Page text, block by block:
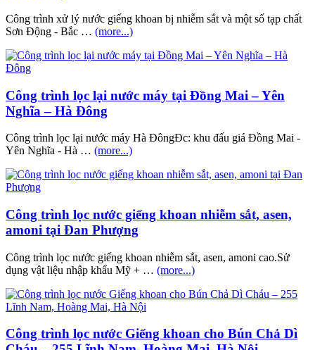
Công trình xử lý nước giếng khoan bị nhiễm sắt và một số tạp chất
Sơn Động - Bắc … (more...)
Công trình lọc lại nước máy tại Đồng Mai – Yên
Nghĩa – Hà Đông
Công trình lọc lại nước máy Hà ĐôngĐc: khu đấu giá Đồng Mai -
Yên Nghĩa - Hà … (more...)
Công trình lọc nước giếng khoan nhiễm sắt, asen,
amoni tại Đan Phượng
Công trình lọc nước giếng khoan nhiễm sắt, asen, amoni cao.Sử
dụng vật liệu nhập khẩu Mỹ + … (more...)
Công trình lọc nước Giếng khoan cho Bún Chả Dì